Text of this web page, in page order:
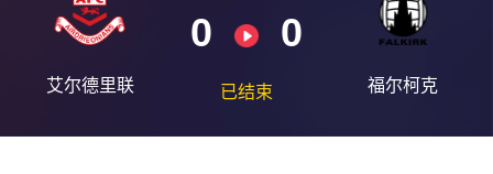
艾尔德里联
0 0
已结束 福尔柯克